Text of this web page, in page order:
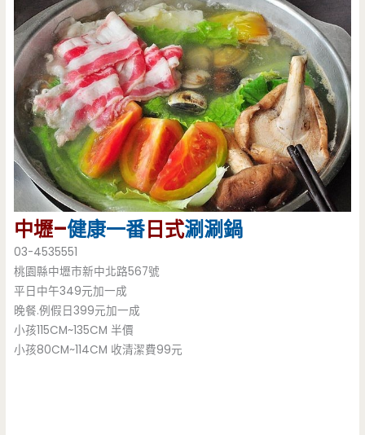
中壢–健康一番日式涮涮鍋
03-4535551
桃園縣中壢市新中北路567號
平日中午349元加一成
晚餐.例假日399元加一成
小孩115CM~135CM 半價
小孩80CM~114CM 收清潔費99元